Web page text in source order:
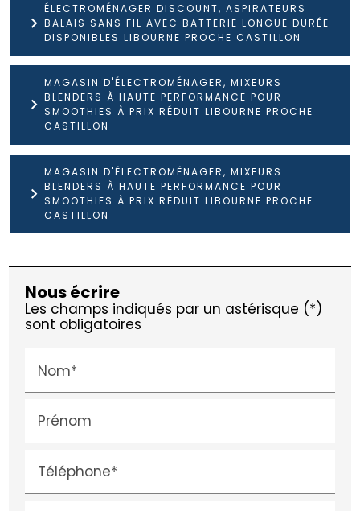
ÉLECTROMÉNAGER DISCOUNT, ASPIRATEURS
BALAIS SANS FIL AVEC BATTERIE LONGUE DURÉE
DISPONIBLES LIBOURNE PROCHE CASTILLON
MAGASIN D'ÉLECTROMÉNAGER, MIXEURS
BLENDERS À HAUTE PERFORMANCE POUR
SMOOTHIES À PRIX RÉDUIT LIBOURNE PROCHE
CASTILLON
MAGASIN D'ÉLECTROMÉNAGER, MIXEURS
BLENDERS À HAUTE PERFORMANCE POUR
SMOOTHIES À PRIX RÉDUIT LIBOURNE PROCHE
CASTILLON
Nous écrire
Les champs indiqués par un astérisque (*)
sont obligatoires
Nom*
Prénom
Téléphone*